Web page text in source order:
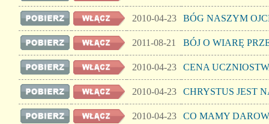
2010-04-23 BÓG NASZYM
2011-08-21 BÓJ O WIARĘ
2010-04-23 CENA
2010-04-23 CHRYSTUS JEST
2010-04-23 CO MAMY